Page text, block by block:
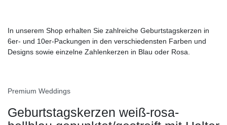
In unserem Shop erhalten Sie zahlreiche Geburtstagskerzen in
6er- und 10er-Packungen in den verschiedensten Farben und
Designs sowie einzelne Zahlenkerzen in Blau oder Rosa.
Premium Weddings
Geburtstagskerzen weiß-rosa-